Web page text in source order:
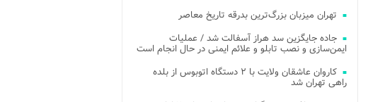
تهران میزبان بزرگ‌ترین بدرقه تاریخ معاصر
جاده جایگزین سد هراز آسفالت شد / عملیات
ایمن‌سازی و نصب تابلو و علائم ایمنی در حال انجام است
کاروان عاشقان ولایت با ۲ دستگاه اتوبوس از بلده
راهی تهران شد